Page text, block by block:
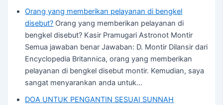
Orang yang memberikan pelayanan di bengkel
disebut? Orang yang memberikan pelayanan di
bengkel disebut? Kasir Pramugari Astronot Montir
Semua jawaban benar Jawaban: D. Montir Dilansir dari
Encyclopedia Britannica, orang yang memberikan
pelayanan di bengkel disebut montir. Kemudian, saya
sangat menyarankan anda untuk…
DOA UNTUK PENGANTIN SESUAI SUNNAH